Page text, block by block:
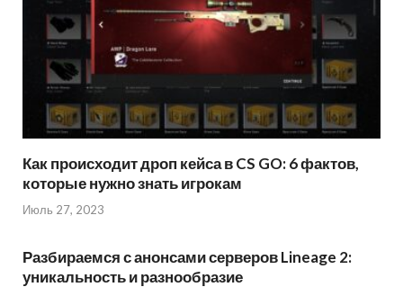
Как происходит дроп кейса в CS GO: 6 фактов,
которые нужно знать игрокам
Июль 27, 2023
Разбираемся с анонсами серверов Lineage 2:
уникальность и разнообразие